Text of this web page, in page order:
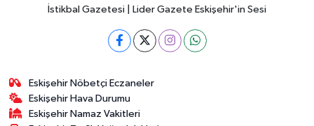
İstikbal Gazetesi | Lider Gazete Eskişehir'in Sesi
Eskişehir Nöbetçi Eczaneler
Eskişehir Hava Durumu
Eskişehir Namaz Vakitleri